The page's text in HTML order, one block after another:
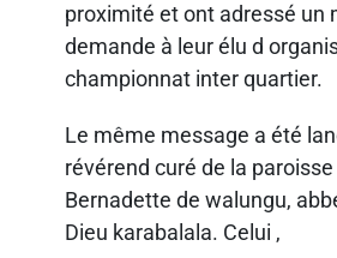
proximité et ont adressé un
demande à leur élu d
championnat inter quartier.
Le même message a été
révérend curé de la
Bernadette de walungu,
Dieu karabalala. Celui ,